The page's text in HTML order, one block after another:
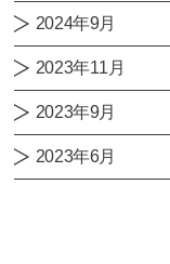
2024年9月
2023年11月
2023年9月
2023年6月